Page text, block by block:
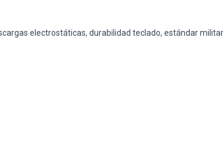
electrostáticas, durabilidad teclado, estándar